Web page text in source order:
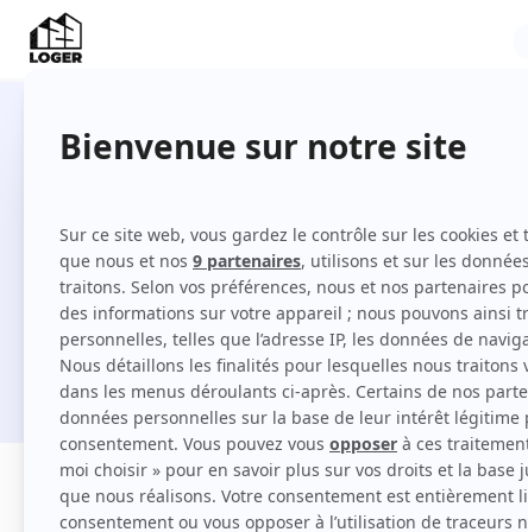
283 T2 à louer à Mérignac
Je cherche une location
Filtres Appartement Maison